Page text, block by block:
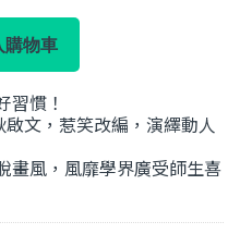
購物車
習慣！
文，惹笑改編，演繹動人
畫風，風靡學界廣受師生喜